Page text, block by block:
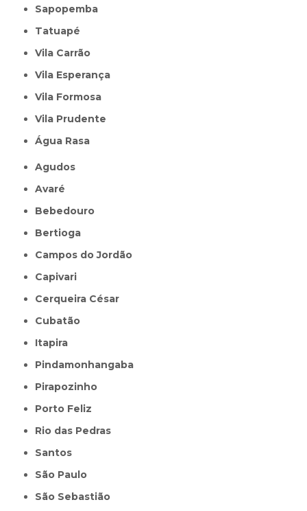
Sapopemba
Tatuapé
Vila Carrão
Vila Esperança
Vila Formosa
Vila Prudente
Água Rasa
Agudos
Avaré
Bebedouro
Bertioga
Campos do Jordão
Capivari
Cerqueira César
Cubatão
Itapira
Pindamonhangaba
Pirapozinho
Porto Feliz
Rio das Pedras
Santos
São Paulo
São Sebastião